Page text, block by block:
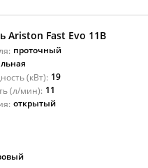
Ariston Fast Evo 11B
проточный
(кВт): 19
(л/мин): 11
открытый